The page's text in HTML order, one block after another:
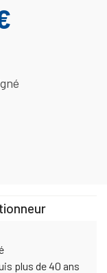
plus de 40 ans